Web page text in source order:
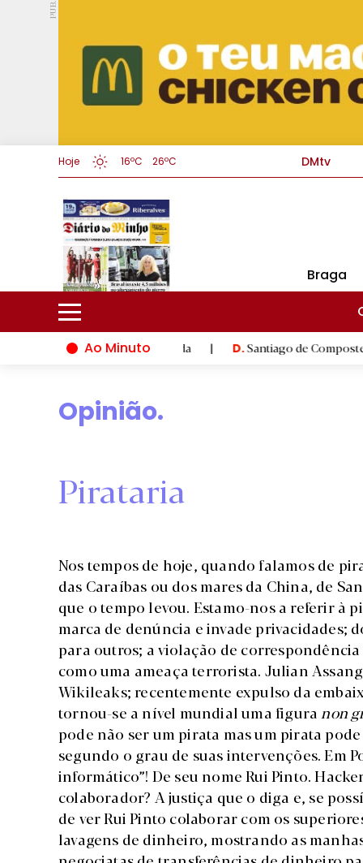
PUB.
Hoje 16ºC 26ºC DMtv
Braga
Ao Minuto
do mundo da moda | Santiago de Compostela
Opinião.
Pirataria
Nos tempos de hoje, quando falamos de
das Caraíbas ou dos mares da China, de
que o tempo levou. Estamo-nos a referir à
marca de denúncia e invade privacidades;
para outros; a violação de
como uma ameaça terrorista. Julian
Wikileaks; recentemente expulso da
tornou-se a nível mundial uma figuranon
pode não ser um pirata mas um pirata
segundo o grau de suas intervenções. Em
informático”! De seu nome Rui Pinto.
colaborador? A justiça que o diga e, se
de ver Rui Pinto colaborar com os
lavagens de dinheiro, mostrando as